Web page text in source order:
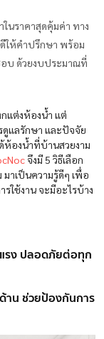
นราคาสุดคุ้มค่า ทาง
ให้คำปรึกษา พร้อม
อบ ด้วยงบประมาณที่
แต่งห้องน้ำ แต่
ดูแลรักษา และปัจจัย
ห้องน้ำที่บ้านสวยงาม
จึงมี 5 วิธีเลือก
าเป็นความรู้ดีๆ เพื่อ
ใช้งาน จะมีอะไรบ้าง
รง ปลอดภัยต่อทุก
าน ช่วยป้องกันการ